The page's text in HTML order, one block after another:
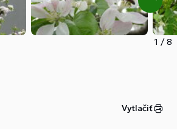
1 /8
Vytlačiť